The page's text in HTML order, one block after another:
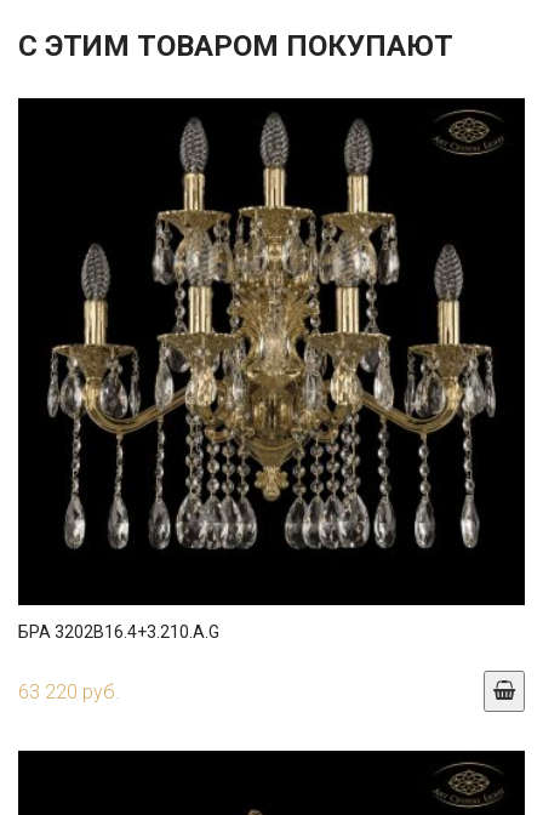
С ЭТИМ ТОВАРОМ ПОКУПАЮТ
БРА 3202B16.4+3.210.A.G
63 220 руб.